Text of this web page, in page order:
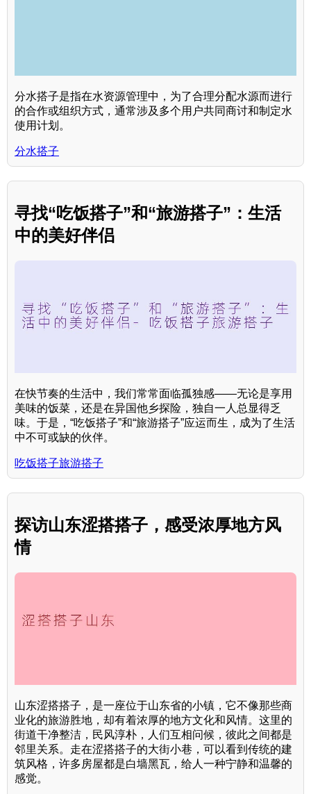
分水搭子是指在水资源管理中，为了合理分配水源而进行
的合作或组织方式，通常涉及多个用户共同商讨和制定水
使用计划。
分水搭子
寻找“吃饭搭子”和“旅游搭子”：生活
中的美好伴侣
在快节奏的生活中，我们常常面临孤独感——无论是享用
美味的饭菜，还是在异国他乡探险，独自一人总显得乏
味。于是，“吃饭搭子”和“旅游搭子”应运而生，成为了生活
中不可或缺的伙伴。
吃饭搭子旅游搭子
探访山东涩搭搭子，感受浓厚地方风
情
山东涩搭搭子，是一座位于山东省的小镇，它不像那些商
业化的旅游胜地，却有着浓厚的地方文化和风情。这里的
街道干净整洁，民风淳朴，人们互相问候，彼此之间都是
邻里关系。走在涩搭搭子的大街小巷，可以看到传统的建
筑风格，许多房屋都是白墙黑瓦，给人一种宁静和温馨的
感觉。